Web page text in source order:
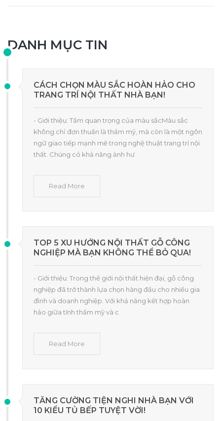
DANH MỤC TIN
CÁCH CHỌN MÀU SẮC HOÀN HẢO CHO
TRANG TRÍ NỘI THẤT NHÀ BẠN!
- Giới thiệu: Tầm quan trọng của màu sắcMàu sắc
không chỉ đơn thuần là thẩm mỹ, mà còn là một ngôn
ngữ giao tiếp mạnh mẽ trong nghệ thuật trang trí nội
thất. Chúng có khả năng ảnh hư
Read More
TOP 5 XU HƯỚNG NỘI THẤT GỖ CÔNG
NGHIỆP MÀ BẠN KHÔNG THỂ BỎ QUA!
- Giới thiệu: Trong thế giới nội thất hiện đại, gỗ công
nghiệp đã trở thành lựa chọn hàng đầu cho nhiều gia
đình và doanh nghiệp. Với khả năng kết hợp hoàn
hảo giữa tính thẩm mỹ và c
Read More
TĂNG CƯỜNG TIỆN NGHI NHÀ BẠN VỚI
10 KIỂU TỦ BẾP TUYỆT VỜI!